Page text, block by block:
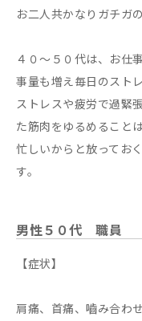
お二人共かなりガチガ
４０～５０代は、お仕
事量も増え毎日のスト
ストレスや疲労で過緊
た筋肉をゆるめること
忙しいからと放ってお
す。
男性５０代 職員
【症状】
肩痛、首痛、嚙み合わ